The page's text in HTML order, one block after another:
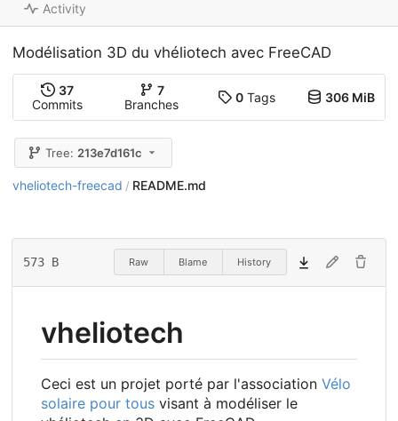
Activity
Modélisation 3D du vhéliotech avec FreeCAD
37
Commits
7
Branches
0Tags 306 MiB
Tree: 213e7d161c
vheliotech-freecad / README.md
573 B Raw Blame History
vheliotech
Ceci est un projet porté par l'association Vélo
solaire pour tous visant à modéliser le